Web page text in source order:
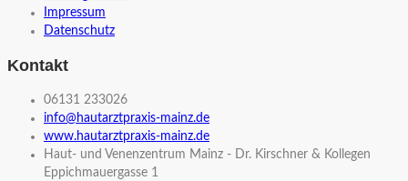
Impressum
Datenschutz
Kontakt
06131 233026
info@hautarztpraxis-mainz.de
www.hautarztpraxis-mainz.de
Haut- und Venenzentrum Mainz - Dr. Kirschner & Kollegen
Eppichmauergasse 1